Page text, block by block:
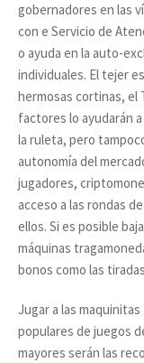
gobernadores en las
con e Servicio de
o ayuda en la auto-
individuales. El tejer
hermosas cortinas, el
factores lo ayudarán
la ruleta, pero
autonomía del
jugadores,
acceso a las rondas
ellos. Si es posible
máquinas
bonos como las
Jugar a las
populares de juegos
mayores serán las